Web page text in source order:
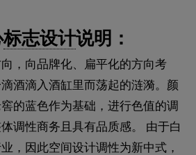
标志设计说明：
，向品牌化、扁平化的方向考
酒滴入酒缸里而荡起的涟漪。颜
的蓝色作为基础，进行色值的调
调性商务且具有品质感。 由于白
，因此空间设计调性为新中式，